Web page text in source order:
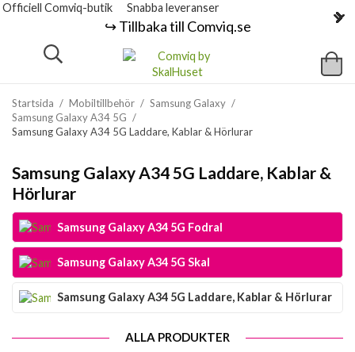
Officiell Comviq-butik Snabba leveranser
↪️ Tillbaka till Comviq.se
Startsida / Mobiltillbehör / Samsung Galaxy /
Samsung Galaxy A34 5G /
Samsung Galaxy A34 5G Laddare, Kablar & Hörlurar
Samsung Galaxy A34 5G Laddare, Kablar &
Hörlurar
Samsung Galaxy A34 5G Fodral
Samsung Galaxy A34 5G Skal
Samsung Galaxy A34 5G Laddare, Kablar & Hörlurar
ALLA PRODUKTER